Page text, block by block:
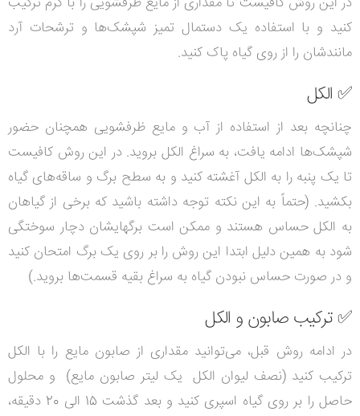
کنید و با استفاده یک دستمال تمیز شپشک‌ها و ترشحات آرد
مانندشان را از روی گیاه پاک کنید.
✅ الکل
چنانچه بعد از استفاده از آب و مایع ظرفشویی همچنان حضور
شپشک‌ها ادامه یافت، به سراغ الکل بروید. در این روش کافیست
تا یک پنبه را به الکل آغشته کنید و به سطح برگ و ساقه‌های گیاه
بکشید. (حتماً به این نکته توجه داشته باشید که برخی از گیاهان
به الکل حساس هستند و ممکن است برگهایشان دچار سوختگی
شود به همین دلیل ابتدا این روش را بر روی یک برگ امتحان کنید
و در صورت حساس نبودن گیاه به سراغ بقیه قسمت‌ها بروید.)
✅ترکیب صابون و الکل
در ادامه روش قبل، می‌توانید مقداری از صابون مایع را با الکل
ترکیب کنید (نصف لیوان الکل یک لیتر صابون مایع) و محلول
حاصل را بر روی گیاه اسپری کنید و بعد گذشت 15 الی 20 دقیقه،